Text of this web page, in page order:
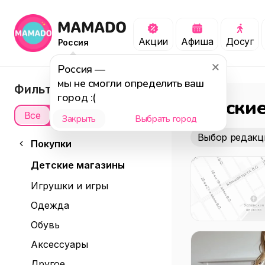
Россия
Россия —
мы не смогли определить ваш
город :(
Закрыть Выбрать город
Акции Афиша Досуг
Фильтры
Все Офлайн Онлайн
Покупки
Детские магазины
Игрушки и игры
Одежда
Обувь
Аксессуары
Выбор